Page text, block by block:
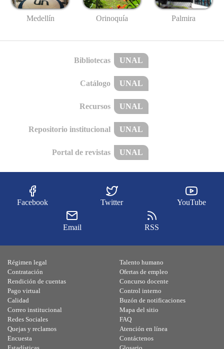
Medellín Orinoquía Palmira
Bibliotecas UNAL
Catálogo UNAL
Recursos UNAL
Repositorio institucional UNAL
Portal de revistas UNAL
Facebook Twitter YouTube
Email RSS
Régimen legal
Contratación
Rendición de cuentas
Pago virtual
Calidad
Talento humano
Ofertas de empleo
Concurso docente
Control interno
Buzón de notificaciones
Correo institucional
Redes Sociales
Quejas y reclamos
Encuesta
Mapa del sitio
FAQ
Atención en línea
Contáctenos